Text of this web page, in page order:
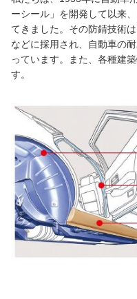
ーシール」を開発して以来
てきました。その防錆技術
などに採用され、自動車の
っています。また、各種建
す。